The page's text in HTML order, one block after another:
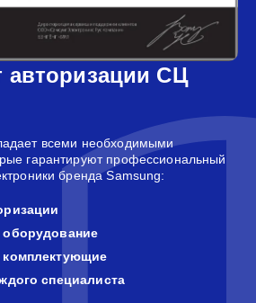
авторизации СЦ
всеми необходимыми
гарантируют профессиональный
бренда Samsung:
специалиста